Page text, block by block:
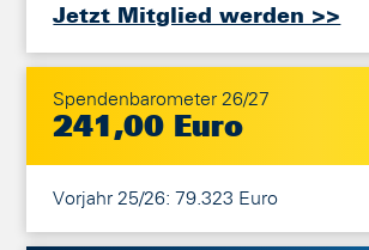
Jetzt Mitglied werden >>
Spendenbarometer 26/27
241,00 Euro
Vorjahr 25/26: 79.323 Euro